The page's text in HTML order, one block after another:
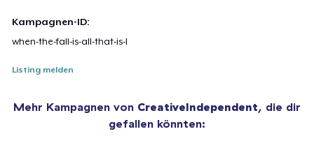
Kampagnen-ID:
when-the-fall-is-all-that-is-l
Listing melden
Mehr Kampagnen von CreativeIndependent, die dir
gefallen könnten: